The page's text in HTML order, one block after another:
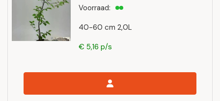
40-60 cm 2,0L
Voorraad:
€ 5,16 p/s